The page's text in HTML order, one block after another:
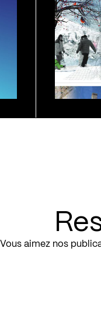
Vous aimez nos